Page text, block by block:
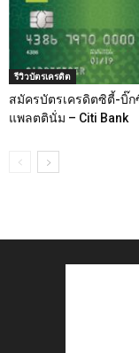
รีวิวบัตรเครดิต
สมัครบัตรเครดิตซิตี้-บิ๊ก
แพลตตินั่ม – Citi Bank